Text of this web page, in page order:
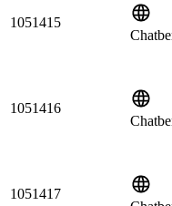
1051415
1051416
1051417